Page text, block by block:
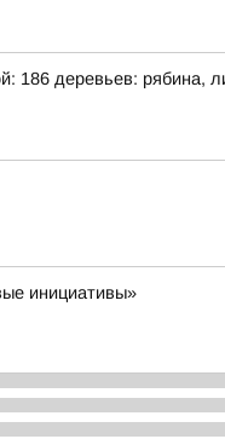
деревьев: рябина,
инициативы»